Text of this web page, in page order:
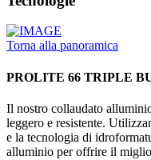
Torna alla panoramica
PROLITE 66 TRIPLE
Il nostro collaudato
leggero e resistente.
e la tecnologia di
alluminio per offrire il